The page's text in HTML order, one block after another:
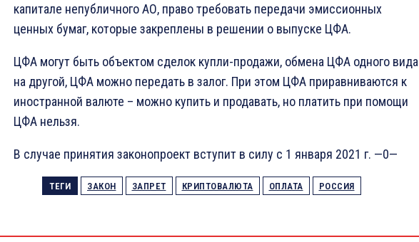
капитале непубличного АО, право требовать передачи эмиссионных
ценных бумаг, которые закреплены в решении о выпуске ЦФА.
ЦФА могут быть объектом сделок купли-продажи, обмена ЦФА одного вида
на другой, ЦФА можно передать в залог. При этом ЦФА приравниваются к
иностранной валюте – можно купить и продавать, но платить при помощи
ЦФА нельзя.
В случае принятия законопроект вступит в силу с 1 января 2021 г. —0—
ТЕГИ ЗАКОН ЗАПРЕТ КРИПТОВАЛЮТА ОПЛАТА РОССИЯ